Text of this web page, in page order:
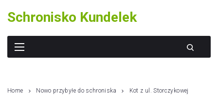
content
Schronisko Kundelek
Home Nowo przybyłe do schroniska Kot z ul. Storczykowej